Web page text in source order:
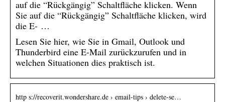
auf die “Rückgängig” Schaltfläche klicken. Wenn
Sie auf die “Rückgängig” Schaltfläche klicken, wird
die E- …
Lesen Sie hier, wie Sie in Gmail, Outlook und
Thunderbird eine E-Mail zurückzurufen und in
welchen Situationen dies praktisch ist.
http s://recoverit.wondershare.de › email-tips › delete-se…